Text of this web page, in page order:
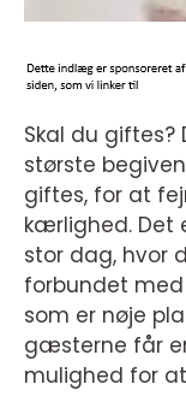
Skal du
største
giftes, for at
kærlighed. Det
stor dag, hvor
forbundet
som er nøje
gæsterne får
mulighed for